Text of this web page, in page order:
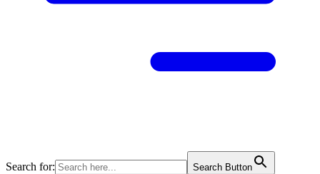
Search for: Search Button